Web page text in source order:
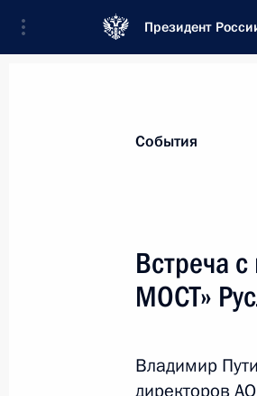
Президент
События
Встреча
МОСТ»
Владимир
директоров